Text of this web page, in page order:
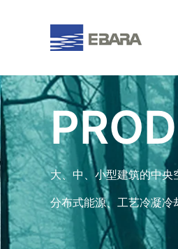
大、中、小型建筑的中央
分布式能源、工艺冷凝冷